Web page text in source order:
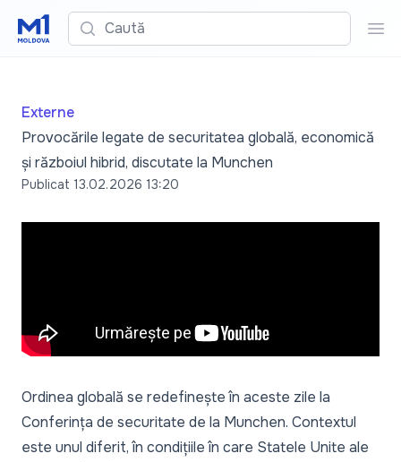
Caută
Externe
Provocările legate de securitatea globală, economică
și războiul hibrid, discutate la Munchen
Publicat 13.02.2026 13:20
Ordinea globală se redefinește în aceste zile la
Conferința de securitate de la Munchen. Contextul
este unul diferit, în condițiile în care Statele Unite ale